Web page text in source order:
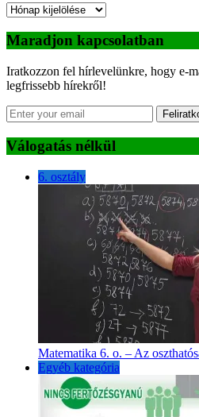
Archívum
Maradjon kapcsolatban
Iratkozzon fel hírlevelünkre, hogy e-
legfrissebb hírekről!
Válogatás nélkül
6. osztály
Matematika 6. o. – Az
Egyéb kategória